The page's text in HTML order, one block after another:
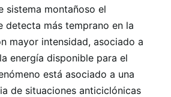
sistema montañoso el
detecta más temprano en la
mayor intensidad, asociado a
energía disponible para el
está asociado a una
de situaciones anticiclónicas